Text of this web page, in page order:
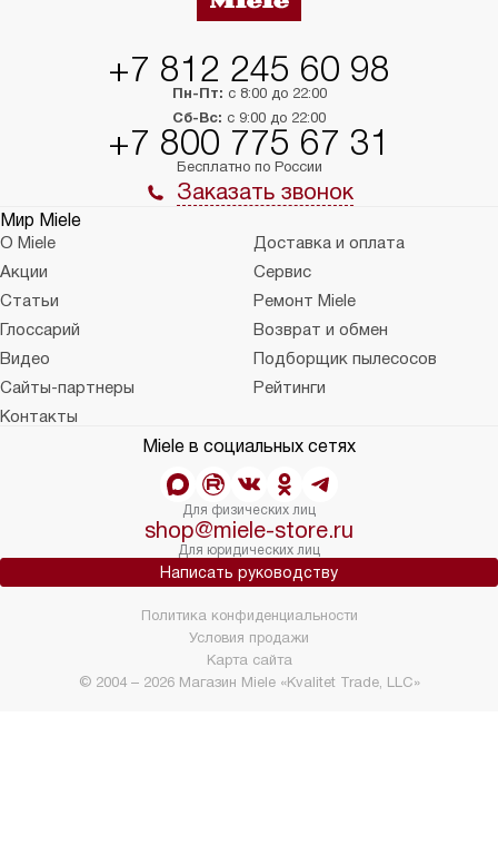
+7 812 245 60 98
Пн-Пт: с 8:00 до 22:00
Сб-Вс: с 9:00 до 22:00
+7 800 775 67 31
Бесплатно по России
Заказать звонок
Мир Miele
О Miele
Доставка и оплата
Акции
Сервис
Статьи
Ремонт Miele
Глоссарий
Возврат и обмен
Видео
Подборщик пылесосов
Сайты-партнеры
Рейтинги
Контакты
Miele в социальных сетях
Для физических лиц
shop@miele-store.ru
Для юридических лиц
Написать руководству
© 2004 – 2026 Магазин Miele «Kvalitet Trade, LLC»
Политика конфиденциальности
Условия продажи
Карта сайта